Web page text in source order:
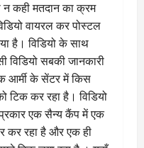
कही मतदान का क्रम
वायरल कर पोस्टल
है। विडियो के साथ
विडियो सबकी जानकारी
आर्मी के सेंटर में किस
टिक कर रहा है। विडियो
एक सैन्य कैंप में एक
कर रहा है और एक ही